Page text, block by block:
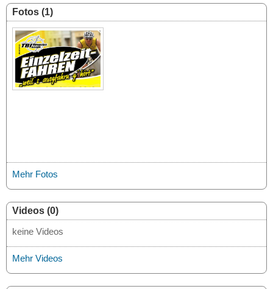
Fotos (1)
Mehr Fotos
Videos (0)
keine Videos
Mehr Videos